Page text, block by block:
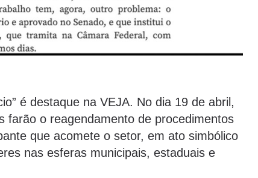
é destaque na VEJA. No dia 19 de abril,
farão o reagendamento de procedimentos
que acomete o setor, em ato simbólico
nas esferas municipais, estaduais e